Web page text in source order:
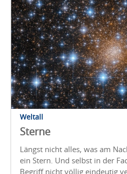
Weltall
Sterne
Längst nicht alles, was am
ein Stern. Und selbst in der
Begriff nicht völlig eindeutig